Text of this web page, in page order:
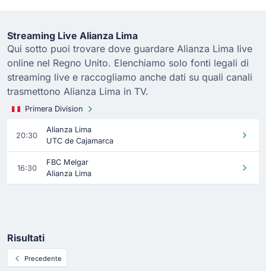
Streaming Live Alianza Lima
Qui sotto puoi trovare dove guardare Alianza Lima live
online nel Regno Unito. Elenchiamo solo fonti legali di
streaming live e raccogliamo anche dati su quali canali
trasmettono Alianza Lima in TV.
Primera Division
20:30
Alianza Lima
UTC de Cajamarca
16:30
FBC Melgar
Alianza Lima
Risultati
Precedente